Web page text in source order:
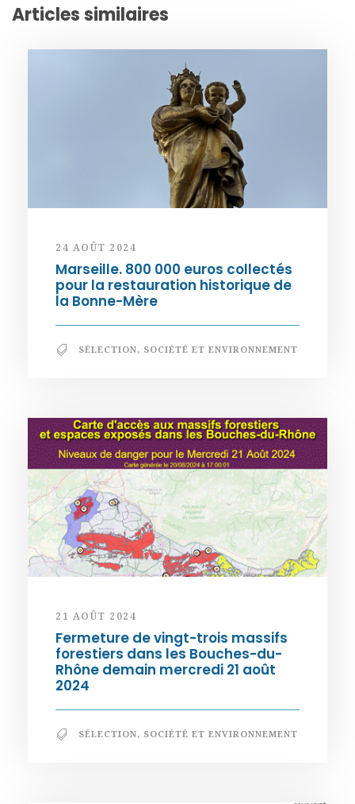
Articles similaires
24 AOÛT 2024
Marseille. 800 000 euros collectés
pour la restauration historique de
la Bonne-Mère
SÉLECTION, SOCIÉTÉ ET ENVIRONNEMENT
21 AOÛT 2024
Fermeture de vingt-trois massifs
forestiers dans les Bouches-du-
Rhône demain mercredi 21 août
2024
SÉLECTION, SOCIÉTÉ ET ENVIRONNEMENT